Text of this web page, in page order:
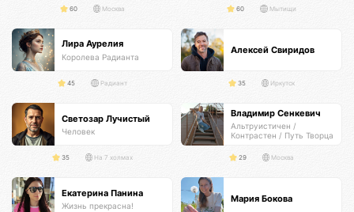
60 Москва 60 Мытищи
Лира Аурелия
Королева Радианта
45 Радиант
Алексей Свиридов
35 Иркутск
Светозар Лучистый
Человек
35 На 7 холмах
Владимир Сенкевич
Альтруистичен /
Контрастен / Путь Творца
29 Москва
Екатерина Панина
Жизнь прекрасна!
Мария Бокова